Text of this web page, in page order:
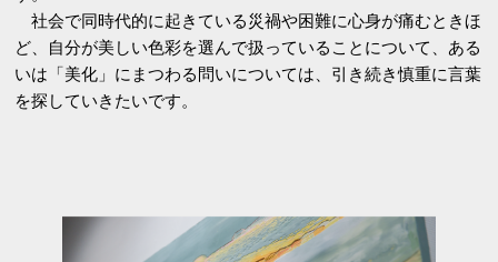
社会で同時代的に起きている災禍や困難に心身が痛むときほ
ど、自分が美しい色彩を選んで扱っていることについて、ある
いは「美化」にまつわる問いについては、引き続き慎重に言葉
を探していきたいです。